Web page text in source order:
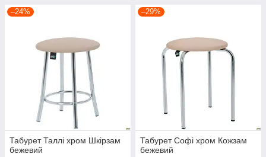
–24%
Табурет Таллі хром Шкірзам
бежевий
–29%
Табурет Софі хром Кожзам
бежевий